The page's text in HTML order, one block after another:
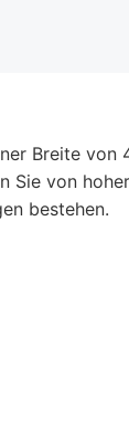
Breite von
Sie von
bestehen.